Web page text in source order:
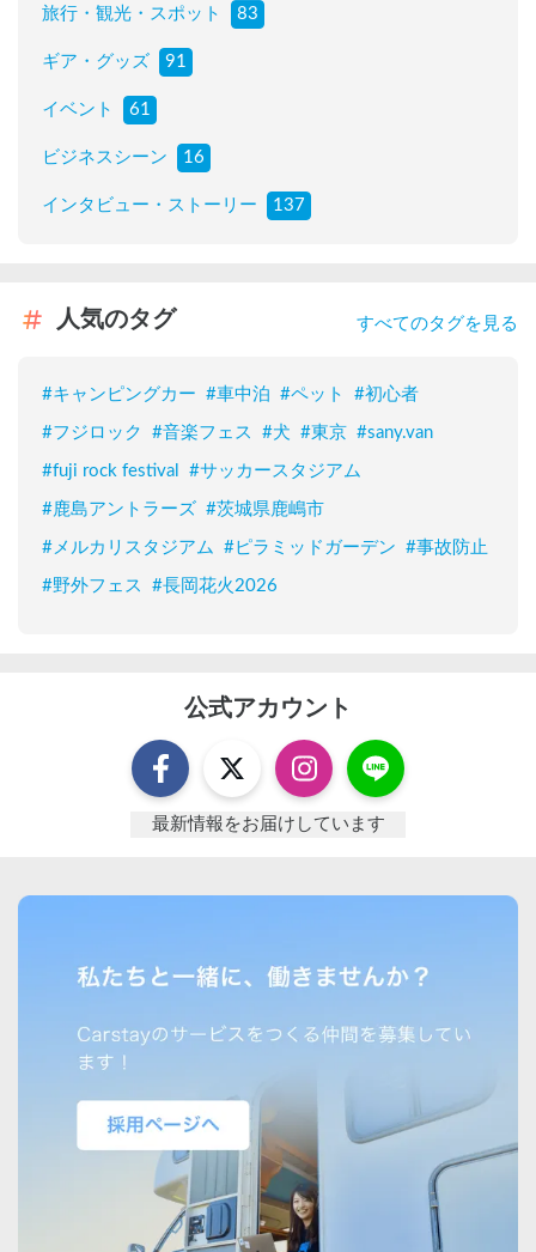
旅行・観光・スポット 83
ギア・グッズ 91
イベント 61
ビジネスシーン 16
インタビュー・ストーリー 137
人気のタグ すべてのタグを見る
#キャンピングカー #車中泊 #ペット #初心者
#フジロック #音楽フェス #犬 #東京 #sany.van
#fuji rock festival #サッカースタジアム
#鹿島アントラーズ #茨城県鹿嶋市
# メルカリスタジアム # ピラミッドガーデン #事故防止
#野外フェス #長岡花火2026
公式アカウント
最新情報をお届けしています